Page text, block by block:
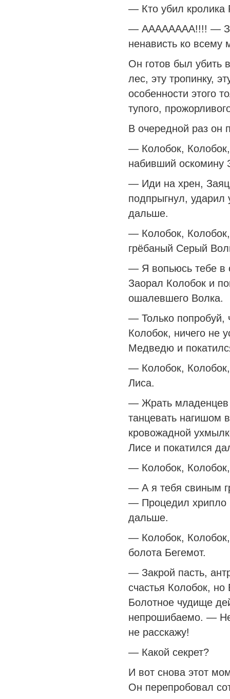
— Кто убил
— АААААААА!!!! —
ненависть ко всему
Он готов был убить
лес, эту тропинку,
особенности этого
тупого,
В очередной раз он
— Колобок,
набивший оскомину
— Иди на хрен,
подпрыгнул, ударил
дальше.
— Колобок,
грёбаный Серый
— Я вопьюсь тебе в
Заорал Колобок и
ошалевшего Волка.
— Только попробуй,
Колобок, ничего не
Медведю и
— Колобок,
Лиса.
— Жрать младенцев
танцевать нагишом
кровожадной
Лисе и покатился
— Колобок,
— А я тебя свиным
— Процедил хрипло
дальше.
— Колобок,
болота Бегемот.
— Закрой пасть,
счастья Колобок,
Болотное чудище
непрошибаемо. —
не расскажу!
— Какой секрет?
И вот снова этот
Он перепробовал